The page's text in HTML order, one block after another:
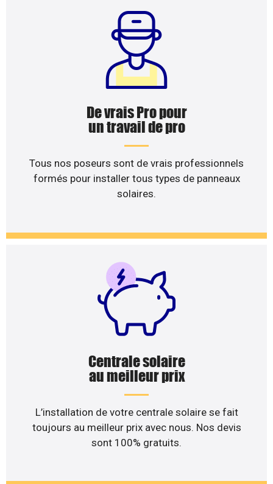
De vrais Pro pour
un travail de pro
Tous nos poseurs sont de vrais professionnels
formés pour installer tous types de panneaux
solaires.
Centrale solaire
au meilleur prix
L’installation de votre centrale solaire se fait
toujours au meilleur prix avec nous. Nos devis
sont 100% gratuits.